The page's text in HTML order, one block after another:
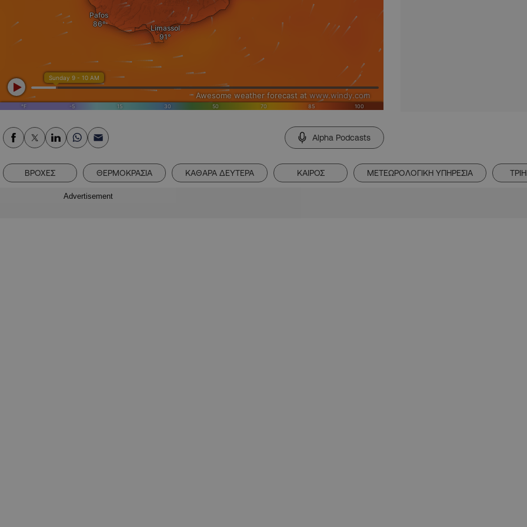
Alpha Podcasts
ΒΡΟΧΕΣ ΘΕΡΜΟΚΡΑΣΙΑ ΚΑΘΑΡΑ ΔΕΥΤΕΡΑ ΚΑΙΡΟΣ ΜΕΤΕΩΡΟΛΟΓΙΚΗ ΥΠΗΡΕΣΙΑ
Advertisement